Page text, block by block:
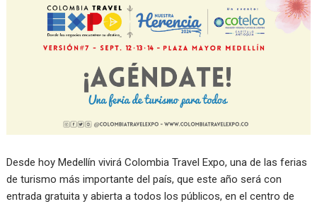
Desde hoy Medellín vivirá Colombia Travel Expo, una de las ferias
de turismo más importante del país, que este año será con
entrada gratuita y abierta a todos los públicos, en el centro de